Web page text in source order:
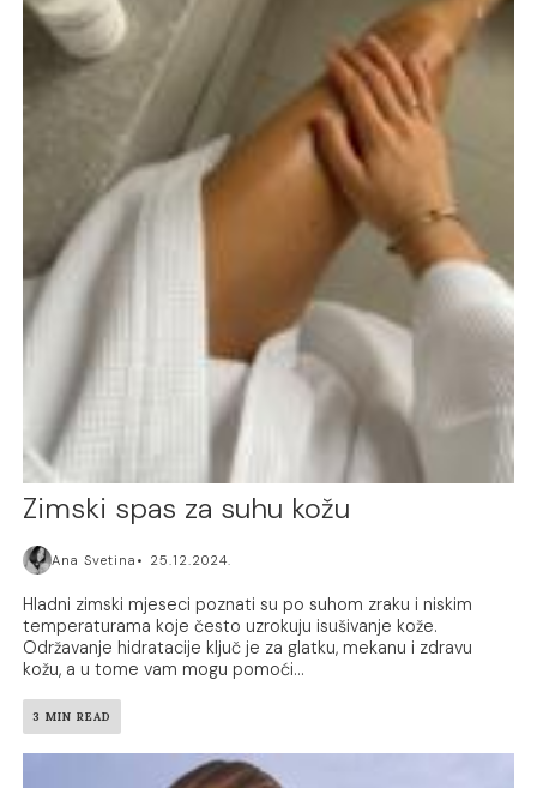
Zimski spas za suhu kožu
Ana Svetina 25.12.2024.
Hladni zimski mjeseci poznati su po suhom zraku i niskim
temperaturama koje često uzrokuju isušivanje kože.
Održavanje hidratacije ključ je za glatku, mekanu i zdravu
kožu, a u tome vam mogu pomoći...
3 MIN READ